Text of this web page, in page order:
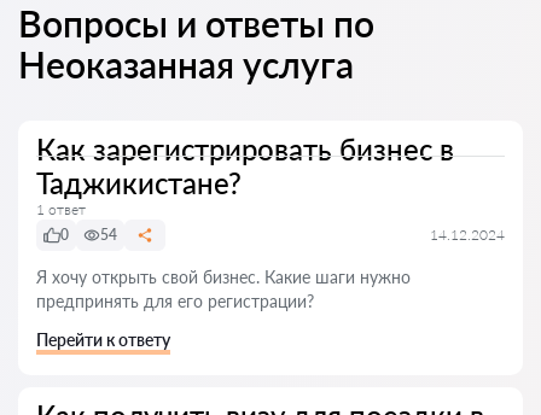
Вопросы и ответы по
Неоказанная услуга
Как зарегистрировать бизнес в
Таджикистане?
1 ответ
0
54 14.12.2024
Я хочу открыть свой бизнес. Какие шаги нужно
предпринять для его регистрации?
Перейти к ответу